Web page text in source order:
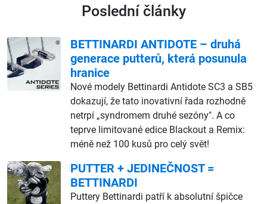
Poslední články
BETTINARDI ANTIDOTE – druhá
generace putterů, která posunula
hranice
Nové modely Bettinardi Antidote SC3 a SB5
dokazují, že tato inovativní řada rozhodně
netrpí „syndromem druhé sezóny". A co
teprve limitované edice Blackout a Remix:
méně než 100 kusů pro celý svět!
PUTTER + JEDINEČNOST =
BETTINARDI
Puttery Bettinardi patří k absolutní špičce